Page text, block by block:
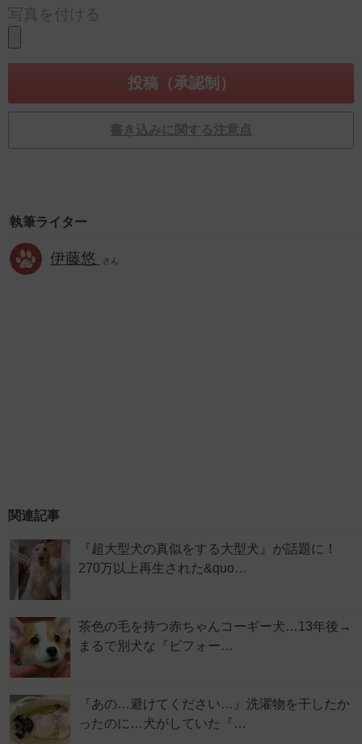
写真を付ける
書き込みに関する注意点
執筆ライター
伊藤悠 さん
関連記事
『超大型犬の真似をする大型犬』が話題に！
270万以上再生された&quo…
茶色の毛を持つ赤ちゃんコーギー犬…13年後→
まるで別犬な『ビフォー…
『あの…避けてください…』洗濯物を干したか
ったのに…犬がしていた『…